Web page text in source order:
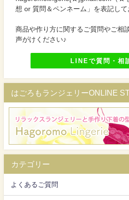
想 or 質問＆ペンネーム」を表記し
商品や作り方に関するご質問やご相
声がけください♪
LINEで質問・相
はごろもランジェリーONLINE
カテゴリー
よくあるご質問